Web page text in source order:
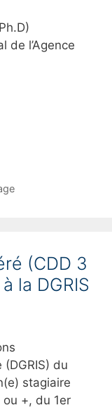
de l’Agence
(CDD 3
la DGRIS
du
stagiaire
+, du 1er